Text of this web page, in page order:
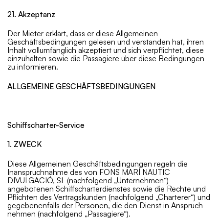
21. Akzeptanz
Der Mieter erklärt, dass er diese Allgemeinen
Geschäftsbedingungen gelesen und verstanden hat, ihren
Inhalt vollumfänglich akzeptiert und sich verpflichtet, diese
einzuhalten sowie die Passagiere über diese Bedingungen
zu informieren.
ALLGEMEINE GESCHÄFTSBEDINGUNGEN
Schiffscharter-Service
1. ZWECK
Diese Allgemeinen Geschäftsbedingungen regeln die
Inanspruchnahme des von FONS MARÍ NAUTIC
DIVULGACIÓ, SL (nachfolgend „Unternehmen“)
angebotenen Schiffscharterdienstes sowie die Rechte und
Pflichten des Vertragskunden (nachfolgend „Charterer“) und
gegebenenfalls der Personen, die den Dienst in Anspruch
nehmen (nachfolgend „Passagiere“).